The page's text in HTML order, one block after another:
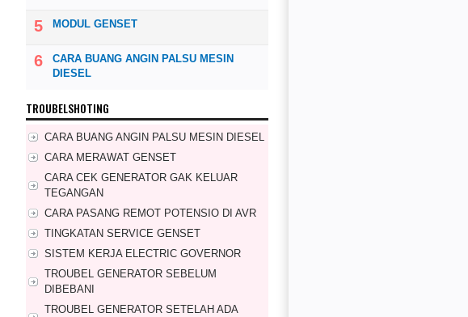
MODUL GENSET
CARA BUANG ANGIN PALSU MESIN
DIESEL
TROUBELSHOTING
CARA BUANG ANGIN PALSU MESIN DIESEL
CARA MERAWAT GENSET
CARA CEK GENERATOR GAK KELUAR
TEGANGAN
CARA PASANG REMOT POTENSIO DI AVR
TINGKATAN SERVICE GENSET
SISTEM KERJA ELECTRIC GOVERNOR
TROUBEL GENERATOR SEBELUM
DIBEBANI
TROUBEL GENERATOR SETELAH ADA